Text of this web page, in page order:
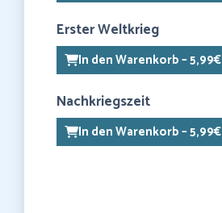
Erster Weltkrieg
In den Warenkorb – 5,99€
Nachkriegszeit
In den Warenkorb – 5,99€